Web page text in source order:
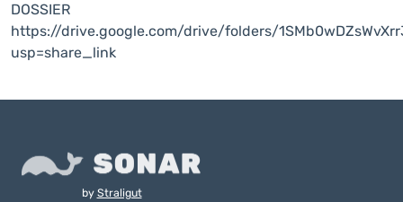
DOSSIER
https://drive.google.com/drive/folders/
usp=share_link
by Straligut